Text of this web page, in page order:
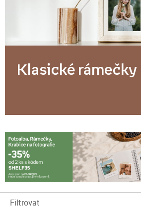
Klasické rámečky
Filtrovat